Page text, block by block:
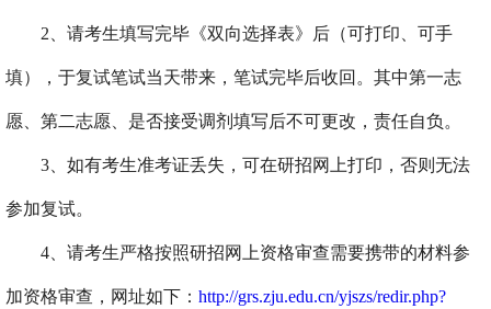
2、请考生填写完毕《双向选择表》后（可打印、可手
填），于复试笔试当天带来，笔试完毕后收回。其中第一志
愿、第二志愿、是否接受调剂填写后不可更改，责任自负。
3、如有考生准考证丢失，可在研招网上打印，否则无法
参加复试。
4、请考生严格按照研招网上资格审查需要携带的材料参
加资格审查，网址如下： http://grs.zju.edu.cn/yjszs/redir.php?